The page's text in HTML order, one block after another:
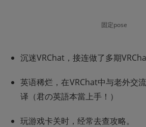
固定pose
沉迷VRChat，接连做了多期
英语稀烂，在VRChat中与老外交
译（君の英語本當上手！）
玩游戏卡关时，经常去查攻略。